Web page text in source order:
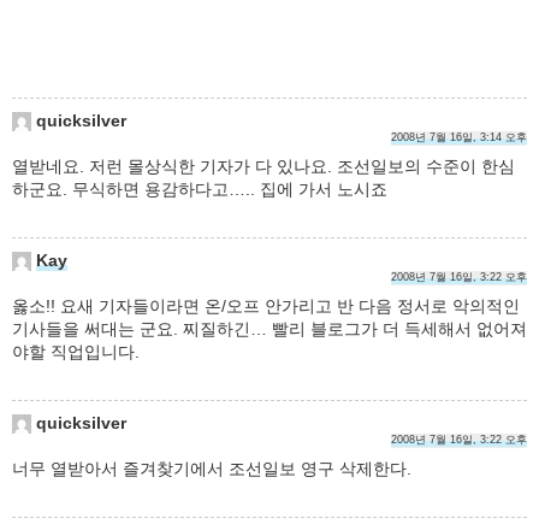
quicksilver
2008년 7월 16일, 3:14 오후
열받네요. 저런 몰상식한 기자가 다 있나요. 조선일보의 수준이 한심
하군요. 무식하면 용감하다고….. 집에 가서 노시죠
Kay
2008년 7월 16일, 3:22 오후
옳소!! 요새 기자들이라면 온/오프 안가리고 반 다음 정서로 악의적인
기사들을 써대는 군요. 찌질하긴… 빨리 블로그가 더 득세해서 없어져
야할 직업입니다.
quicksilver
2008년 7월 16일, 3:22 오후
너무 열받아서 즐겨찾기에서 조선일보 영구 삭제한다.